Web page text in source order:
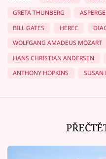
GRETA THUNBERG
BILL GATES
HEREC
WOLFGANG AMADEUS MOZART
HANS CHRISTIAN ANDERSEN
ANTHONY HOPKINS
SUSAN